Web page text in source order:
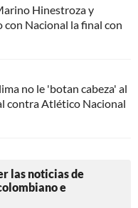
Hinestroza y
con Nacional la final con
no le 'botan cabeza' al
contra Atlético Nacional
las noticias de
e